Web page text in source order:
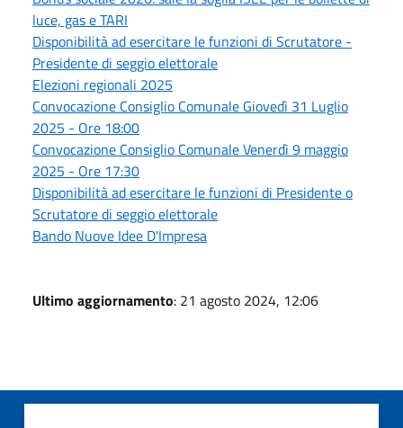
luce, gas e TARI
Disponibilità ad esercitare le funzioni di Scrutatore -
Presidente di seggio elettorale
Elezioni regionali 2025
Convocazione Consiglio Comunale Giovedì 31 Luglio
2025 - Ore 18:00
Convocazione Consiglio Comunale Venerdì 9 maggio
2025 - Ore 17:30
Disponibilità ad esercitare le funzioni di Presidente o
Scrutatore di seggio elettorale
Bando Nuove Idee D'Impresa
Ultimo aggiornamento: 21 agosto 2024, 12:06